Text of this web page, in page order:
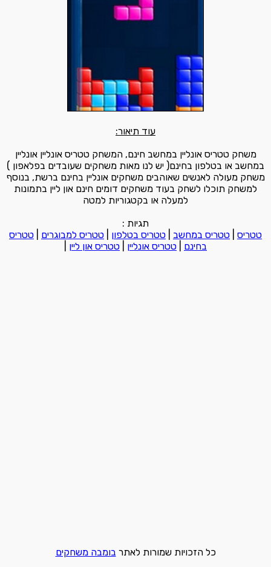
עוד תיאור:
משחק טטריס אונליין במחשב חינם, המשחק טטריס אונליין אונליין
במחשב או בטלפון בחינם( יש לנו מאות משחקים שעובדים בפלאפון )
משחק מעולה לאנשים שאוהבים משחקים אונליין בחינם ברשת, בנוסף
למשחק תוכלו לשחק בעוד משחקים דומים חינם און ליין בתמונות
למעלה או בקטגוריות למטה
תגיות :
טטריס
טטריס במחשב טטריס בטלפון טטריס למבוגרים
טטריס
בחינם
טטריס אונליין טטריס און ליין
כל הזכויות שמורות לאתר בומבה משחקים